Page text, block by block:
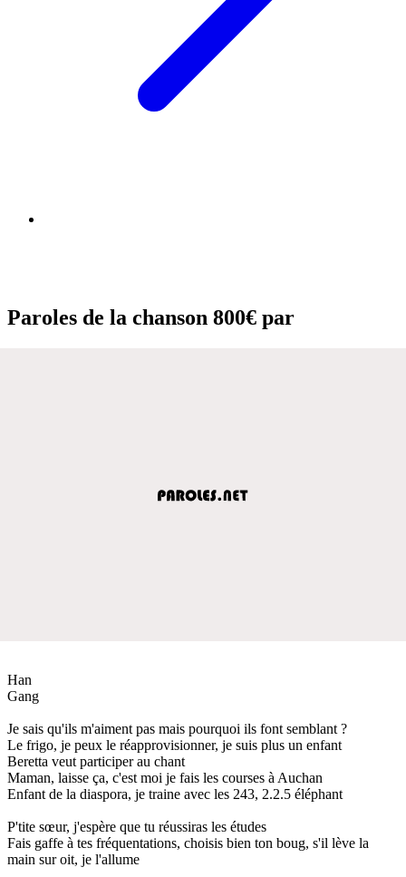
Paroles de la chanson 800€ par
Han
Gang
Je sais qu'ils m'aiment pas mais pourquoi ils font semblant ?
Le frigo, je peux le réapprovisionner, je suis plus un enfant
Beretta veut participer au chant
Maman, laisse ça, c'est moi je fais les courses à Auchan
Enfant de la diaspora, je traine avec les 243, 2.2.5 éléphant
P'tite sœur, j'espère que tu réussiras les études
Fais gaffe à tes fréquentations, choisis bien ton boug, s'il lève la
main sur oit, je l'allume